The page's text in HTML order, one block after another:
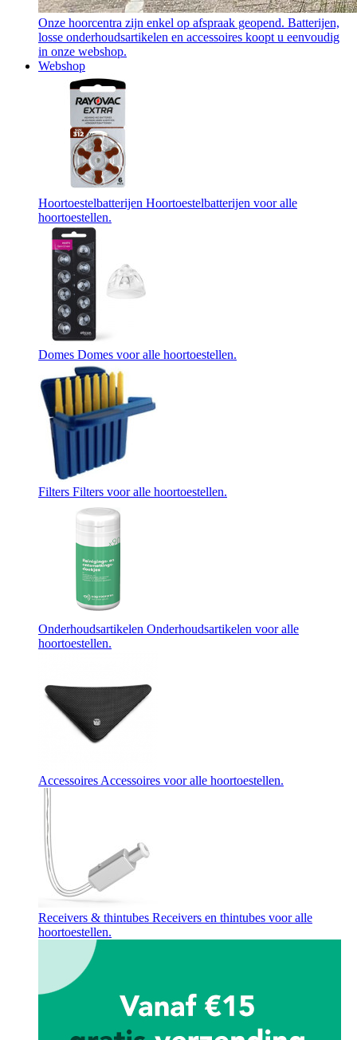
Onze hoorcentra zijn enkel op afspraak geopend. Batterijen,
losse onderhoudsartikelen en accessoires koopt u eenvoudig
in onze webshop.
Webshop
Hoortoestelbatterijen Hoortoestelbatterijen voor alle
hoortoestellen.
Domes Domes voor alle hoortoestellen.
Filters Filters voor alle hoortoestellen.
Onderhoudsartikelen Onderhoudsartikelen voor alle
hoortoestellen.
Accessoires Accessoires voor alle hoortoestellen.
Receivers & thintubes Receivers en thintubes voor alle
hoortoestellen.